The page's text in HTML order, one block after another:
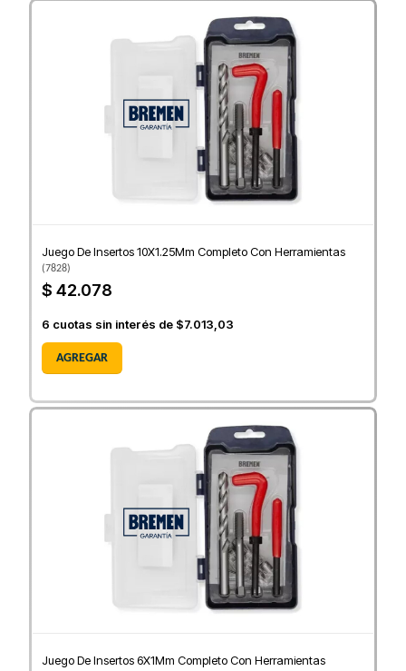
Juego De Insertos 10X1.25Mm Completo Con Herramientas
(7828)
$ 42.078
6 cuotas sin interés de $7.013,03
AGREGAR
Juego De Insertos 6X1Mm Completo Con Herramientas